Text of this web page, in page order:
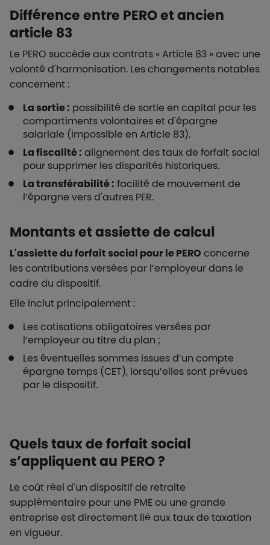
Différence entre PERO et ancien
article 83
Le PERO succède aux contrats « Article 83 » avec une
volonté d'harmonisation. Les changements notables
concernent :
La sortie : possibilité de sortie en capital pour les
compartiments volontaires et d'épargne
salariale (impossible en Article 83).
La fiscalité : alignement des taux de forfait social
pour supprimer les disparités historiques.
La transférabilité : facilité de mouvement de
l’épargne vers d'autres PER.
Montants et assiette de calcul
L'assiette du forfait social pour le PERO concerne
les contributions versées par l’employeur dans le
cadre du dispositif.
Elle inclut principalement :
Les cotisations obligatoires versées par
l’employeur au titre du plan ;
Les éventuelles sommes issues d’un compte
épargne temps (CET), lorsqu’elles sont prévues
par le dispositif.
Quels taux de forfait social
s’appliquent au PERO ?
Le coût réel d'un dispositif de retraite
supplémentaire pour une PME ou une grande
entreprise est directement lié aux taux de taxation
en vigueur.